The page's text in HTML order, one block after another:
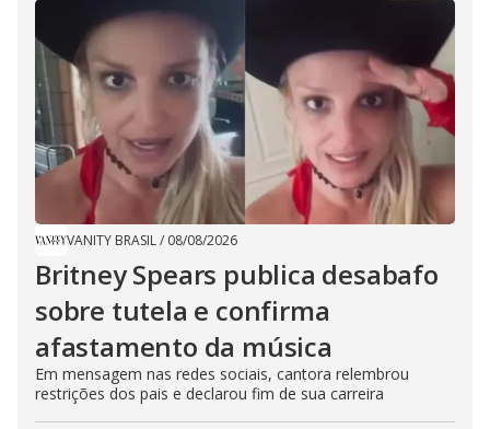
VANITY BRASIL/ 08/08/2026
Britney Spears publica desabafo
sobre tutela e confirma
afastamento da música
Em mensagem nas redes sociais, cantora relembrou
restrições dos pais e declarou fim de sua carreira